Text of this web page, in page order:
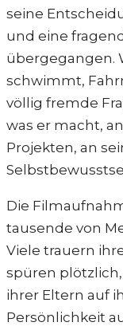
seine
und eine
übergegangen.
schwimmt,
völlig fremde
was er macht,
Projekten, an
Die
tausende von
Viele trauern
spüren
ihrer Eltern auf
Persönlichkeit